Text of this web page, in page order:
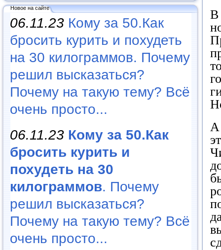
Новое на сайте
06.11.23 Кому за 50.Как
бросить курить и похудеть
на 30 килограммов. Почему
решил высказаться?
Почему на такую тему? Всё
очень просто...
06.11.23 Кому за 50.Как
бросить курить и
похудеть на 30
килограммов. Почему
решил высказаться?
Почему на такую тему? Всё
очень просто...
В
А